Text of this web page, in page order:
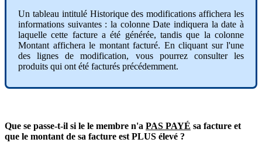
Un tableau intitulé Historique des modifications affichera les
informations suivantes : la colonne Date indiquera la date à
laquelle cette facture a été générée, tandis que la colonne
Montant affichera le montant facturé. En cliquant sur l'une
des
lignes de modification, vous pourrez consulter
les
produits qui ont été facturés précédemment.
Que se passe-t-il si le le membre n'a PAS PAYÉ sa facture et
que le montant de sa facture est PLUS élevé ?